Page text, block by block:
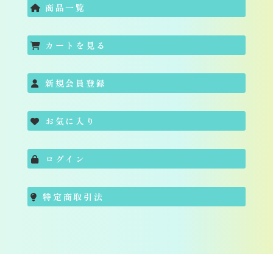
商品一覧
カートを見る
新規会員登録
お気に入り
ログイン
特定商取引法